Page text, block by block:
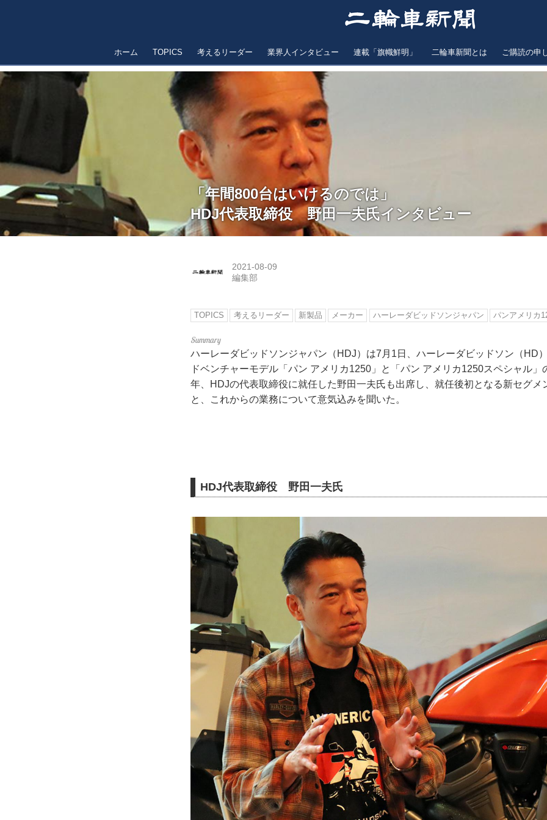
ホーム TOPICS 考えるリーダー 業界人インタビュー 連載「旗幟鮮明」 二輪車新聞とは ご購読の申
「年間800台はいけるのでは」
HDJ代表取締役 野田一夫氏インタビュー
2021-08-09
編集部
TOPICS 考えるリーダー 新製品 メーカー ハーレーダビッドソンジャパン パンアメリカ
ハーレーダビッドソンジャパン（HDJ）は7月1日、ハーレーダビッドソン（HD
ドベンチャーモデル「パン アメリカ1250」と「パン アメリカ1250スペシャル」
年、HDJの代表取締役に就任した野田一夫氏も出席し、就任後初となる新セグメ
と、これからの業務について意気込みを聞いた。
HDJ代表取締役 野田一夫氏